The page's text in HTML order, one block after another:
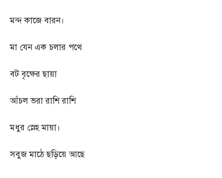
মন্দ কাজে বারন।
মা যেন এক চলার পথে
বট বৃক্ষের ছায়া
আঁচল ভরা রাশি রাশি
মধুর স্নেহ মায়া।
সবুজ মাঠে ছড়িয়ে আছে